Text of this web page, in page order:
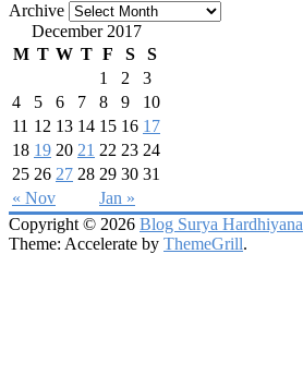
Archive
December 2017
M T W T F S S
« Nov Jan »
1 2
3
4
5 6 7 8 9
10
11 12 13 14 15 16 17
18 19 20 21 22 23 24
25 26 27 28 29 30 31
Copyright © 2026 Blog Surya Hardhiyana
Theme: Accelerate by ThemeGrill.